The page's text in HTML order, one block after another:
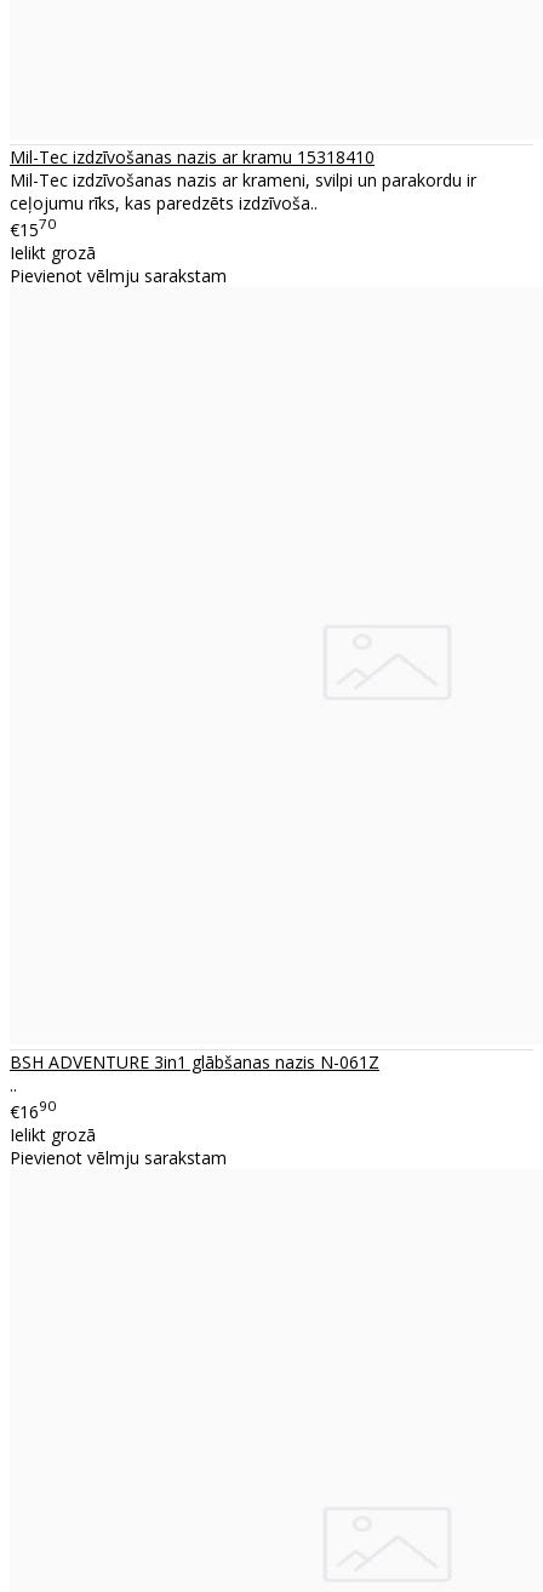
Mil-Tec izdzīvošanas nazis ar kramu 15318410
Mil-Tec izdzīvošanas nazis ar krameni, svilpi un parakordu ir
ceļojumu rīks, kas paredzēts izdzīvoša..
€1570
Ielikt grozā
Pievienot vēlmju sarakstam
BSH ADVENTURE 3in1 glābšanas nazis N-061Z
..
€1690
Ielikt grozā
Pievienot vēlmju sarakstam